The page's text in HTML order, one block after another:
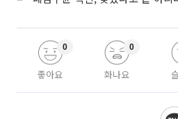
좋아요
0
화나요
0